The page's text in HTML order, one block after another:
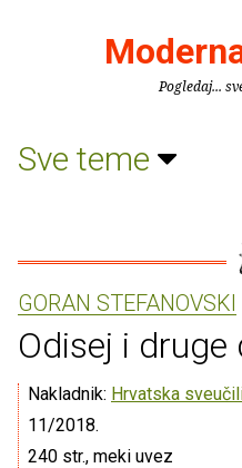
Pogledaj...
Sve teme
GORAN STEFANOVSKI
Odisej i druge
Nakladnik: Hrvatska
11/2018.
240 str., meki uvez